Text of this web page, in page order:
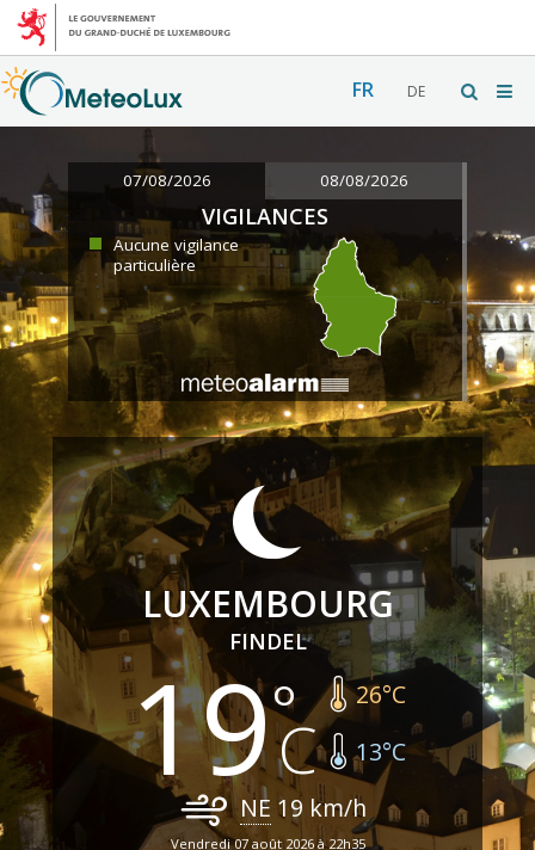
FR DE
07/08/2026 08/08/2026
VIGILANCES
Aucune vigilance
particulière
LUXEMBOURG
FINDEL
19 26°C
13°C
NE 19 km/h
Vendredi 07 août 2026 à 22h35